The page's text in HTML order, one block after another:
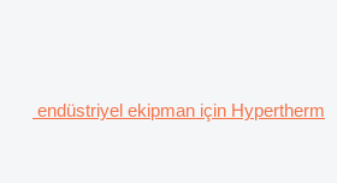
endüstriyel ekipman için Hypertherm